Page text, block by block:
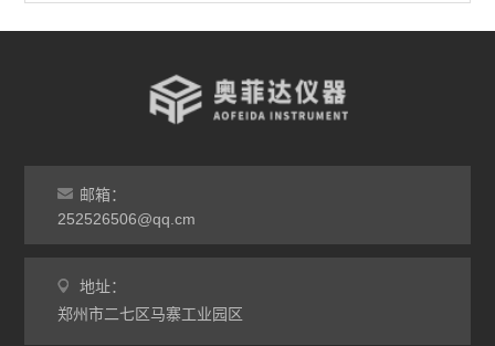
查看全部 >>
邮箱：
252526506@qq.cm
地址：
郑州市二七区马寨工业园区